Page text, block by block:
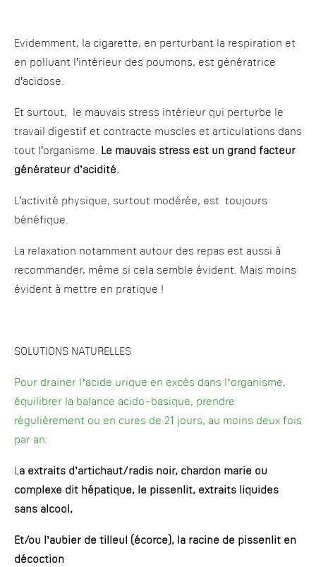
Evidemment, la cigarette, en perturbant la respiration et
en polluant l’intérieur des poumons, est génératrice
d’acidose.
Et surtout, le mauvais stress intérieur qui perturbe le
travail digestif et contracte muscles et articulations dans
tout l’organisme. Le mauvais stress est un grand facteur
générateur d’acidité.
L’activité physique, surtout modérée, est toujours
bénéfique.
La relaxation notamment autour des repas est aussi à
recommander, même si cela semble évident. Mais moins
évident à mettre en pratique !
SOLUTIONS NATURELLES
Pour drainer l’acide urique en excès dans l’organisme,
équilibrer la balance acido-basique, prendre
régulièrement ou en cures de 21 jours, au moins deux fois
par an:
La extraits d’artichaut/radis noir, chardon marie ou
complexe dit hépatique, le pissenlit, extraits liquides
sans alcool,
Et/ou l’aubier de tilleul (écorce), la racine de pissenlit en
décoction